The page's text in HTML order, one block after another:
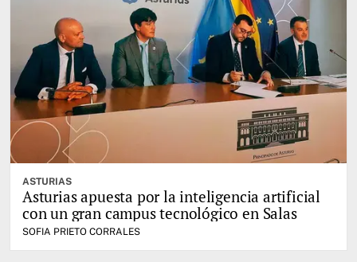
ASTURIAS
Asturias apuesta por la inteligencia artificial
con un gran campus tecnológico en Salas
SOFIA PRIETO CORRALES